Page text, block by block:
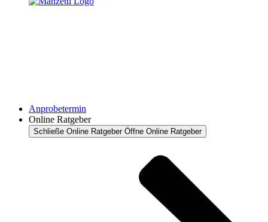
Anprobetermin
Online Ratgeber
Schließe Online Ratgeber Öffne Online Ratgeber